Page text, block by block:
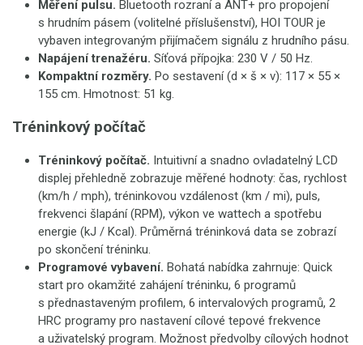
Měření pulsu. Bluetooth rozraní a ANT+ pro propojení
s hrudním pásem (volitelné příslušenství), HOI TOUR je
vybaven integrovaným přijímačem signálu z hrudního pásu.
Napájení trenažéru. Síťová přípojka: 230 V / 50 Hz.
Kompaktní rozměry. Po sestavení (d × š × v): 117 × 55 ×
155 cm. Hmotnost: 51 kg.
Tréninkový počítač
Tréninkový počítač. Intuitivní a snadno ovladatelný LCD
displej přehledně zobrazuje měřené hodnoty: čas, rychlost
(km/h / mph), tréninkovou vzdálenost (km / mi), puls,
frekvenci šlapání (RPM), výkon ve wattech a spotřebu
energie (kJ / Kcal). Průměrná tréninková data se zobrazí
po skončení tréninku.
Programové vybavení. Bohatá nabídka zahrnuje: Quick
start pro okamžité zahájení tréninku, 6 programů
s přednastaveným profilem, 6 intervalových programů, 2
HRC programy pro nastavení cílové tepové frekvence
a uživatelský program. Možnost předvolby cílových hodnot